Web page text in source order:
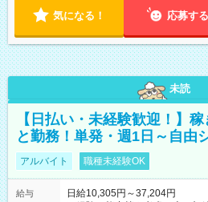
気になる！ 応募する
未読
【日払い・未経験歓迎！】
と勤務！単発・週1日～自由
アルバイト 職種未経験OK
給与
日給10,305円～37,204円